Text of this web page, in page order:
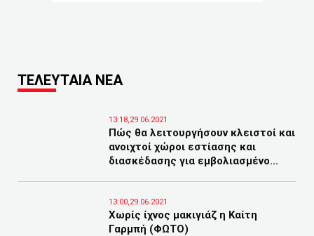
ΤΕΛΕΥΤΑΙΑ ΝΕΑ
13:18,29.06.2021
Πώς θα λειτουργήσουν κλειστοί και
ανοιχτοί χώροι εστίασης και
διασκέδασης για εμβολιασμένο...
13:00,29.06.2021
Χωρίς ίχνος μακιγιάζ η Καίτη
Γαρμπή (ΦΩΤΟ)